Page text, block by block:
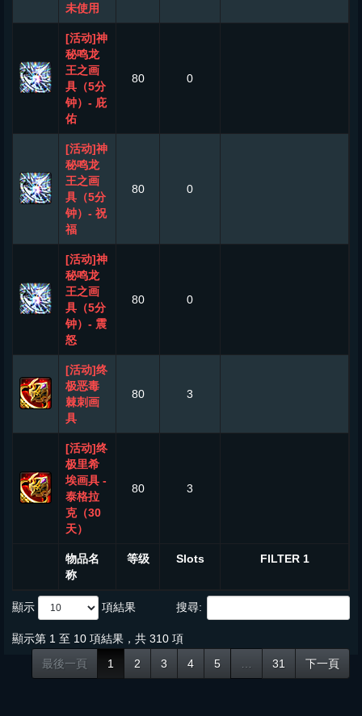
物品名
称
等级 Slots FILTER 1
未使用
[活动]神
秘鸣龙
王之画
具（5分
钟）- 庇
佑
80 0
[活动]神
秘鸣龙
王之画
具（5分
钟）- 祝
福
80 0
[活动]神
秘鸣龙
王之画
具（5分
钟）- 震
怒
80 0
[活动]终
极恶毒
棘刺画
具
80 3
[活动]终
极里希
埃画具 -
泰格拉
克（30
天）
80 3
顯示 項結果 搜尋:
顯示第 1 至 10 項結果，共 310 項
最後一頁
1 2 3 4 5 31 下一頁